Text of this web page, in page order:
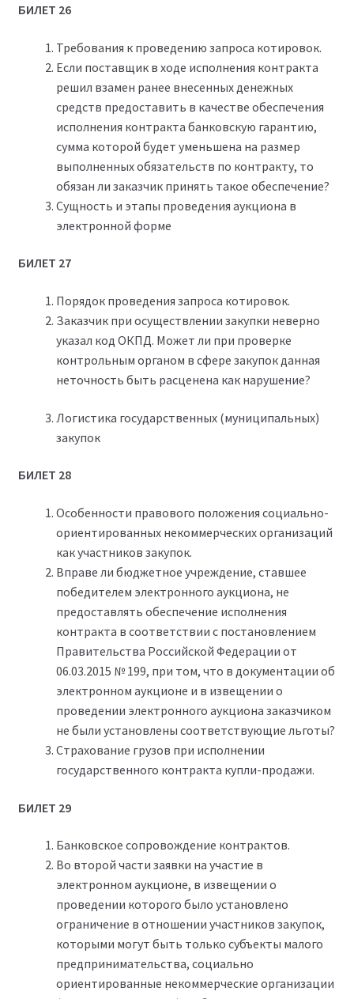
БИЛЕТ 26
Требования к проведению запроса котировок.
Если поставщик в ходе исполнения контракта
решил взамен ранее внесенных денежных
средств предоставить в качестве обеспечения
исполнения контракта банковскую гарантию,
сумма которой будет уменьшена на размер
выполненных обязательств по контракту, то
обязан ли заказчик принять такое обеспечение?
Сущность и этапы проведения аукциона в
электронной форме
БИЛЕТ 27
Порядок проведения запроса котировок.
Заказчик при осуществлении закупки неверно
указал код ОКПД. Может ли при проверке
контрольным органом в сфере закупок данная
неточность быть расценена как нарушение?
Логистика государственных (муниципальных)
закупок
БИЛЕТ 28
Особенности правового положения социально-
ориентированных некоммерческих организаций
как участников закупок.
Вправе ли бюджетное учреждение, ставшее
победителем электронного аукциона, не
предоставлять обеспечение исполнения
контракта в соответствии с постановлением
Правительства Российской Федерации от
06.03.2015 № 199, при том, что в документации об
электронном аукционе и в извещении о
проведении электронного аукциона заказчиком
не были установлены соответствующие льготы?
Страхование грузов при исполнении
государственного контракта купли-продажи.
БИЛЕТ 29
Банковское сопровождение контрактов.
Во второй части заявки на участие в
электронном аукционе, в извещении о
проведении которого было установлено
ограничение в отношении участников закупок,
которыми могут быть только субъекты малого
предпринимательства, социально
ориентированные некоммерческие организации